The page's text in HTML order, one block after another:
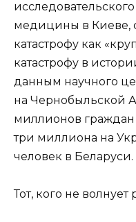
медицины в Киеве,
катастрофу как
катастрофу в
данным научного
на Чернобыльской
миллионов
три миллиона на
человек в Беларуси.
Тот, кого не